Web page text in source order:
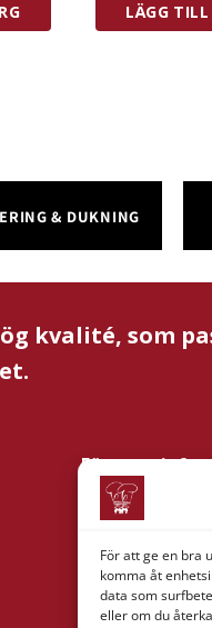
För att ge en bra
komma åt
data som
eller om du
LÄGG
& DUKNING
kvalité, som
Verner &
Nordstan
Lilla
11
411 05